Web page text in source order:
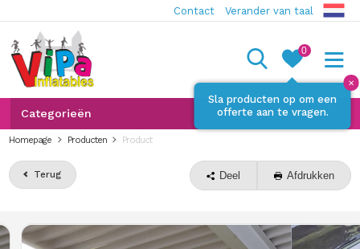
Contact Verander van taal
0
Sla producten op om een
offerte aan te vragen.
✕
Categorieën
Homepage Producten Product
Terug Deel Afdrukken